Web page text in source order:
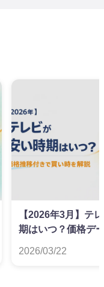
【2026年3月】テ
期はいつ？価格デ
2026/03/22